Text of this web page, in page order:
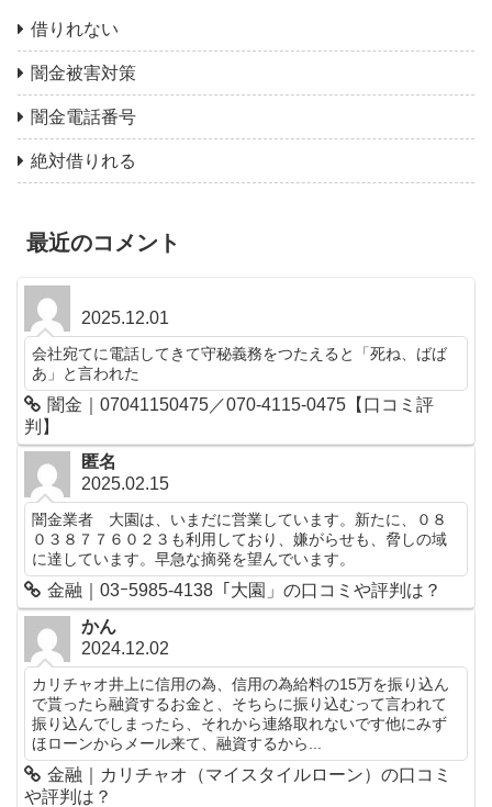
借りれない
闇金被害対策
闇金電話番号
絶対借りれる
最近のコメント
2025.12.01
会社宛てに電話してきて守秘義務をつたえると「死ね、ばば
あ」と言われた
闇金｜07041150475／070-4115-0475【口コミ評
判】
匿名
2025.02.15
闇金業者 大園は、いまだに営業しています。新たに、０８
０３８７７６０２３も利用しており、嫌がらせも、脅しの域
に達しています。早急な摘発を望んでいます。
金融｜03ｰ5985-4138「大園」の口コミや評判は？
かん
2024.12.02
カリチャオ井上に信用の為、信用の為給料の15万を振り込ん
で貰ったら融資するお金と、そちらに振り込むって言われて
振り込んでしまったら、それから連絡取れないです他にみず
ほローンからメール来て、融資するから...
金融｜カリチャオ（マイスタイルローン）の口コミ
や評判は？